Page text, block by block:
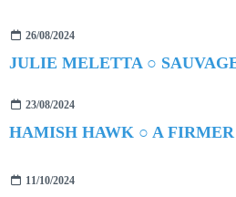
26/08/2024
JULIE MELETTA ○
23/08/2024
HAMISH HAWK ○ A
11/10/2024